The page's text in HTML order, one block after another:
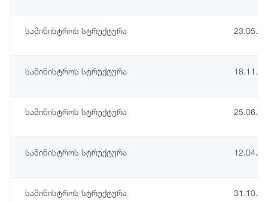
სამინისტროს სტრუქტურა
სამინისტროს სტრუქტურა
სამინისტროს სტრუქტურა
სამინისტროს სტრუქტურა
სამინისტროს სტრუქტურა